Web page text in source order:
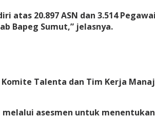
20.897 ASN dan 3.514
Bapeg Sumut,” jelasnya.
Talenta dan Tim Kerja
asesmen untuk